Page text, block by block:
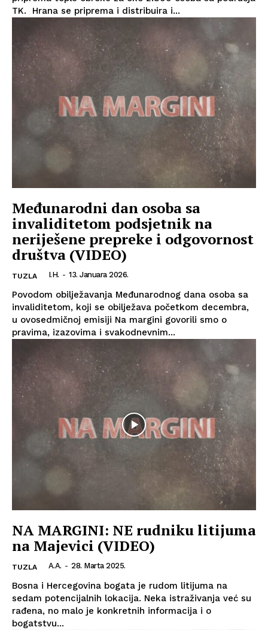
TK. Hrana se priprema i distribuira i...
Međunarodni dan osoba sa
invaliditetom podsjetnik na
neriješene prepreke i odgovornost
društva (VIDEO)
TUZLA I.H. - 13. Januara 2026.
Povodom obilježavanja Međunarodnog dana osoba sa
invaliditetom, koji se obilježava početkom decembra,
u ovosedmičnoj emisiji Na margini govorili smo o
pravima, izazovima i svakodnevnim...
NA MARGINI: NE rudniku litijuma
na Majevici (VIDEO)
TUZLA A.A. - 28. Marta 2025.
Bosna i Hercegovina bogata je rudom litijuma na
sedam potencijalnih lokacija. Neka istraživanja već su
rađena, no malo je konkretnih informacija i o
bogatstvu...